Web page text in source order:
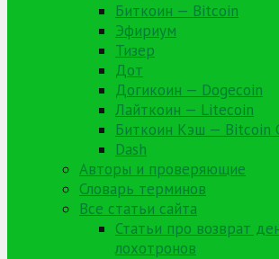
Биткоин — Bitcoin
Эфириум
Тизер
Дот
Догикоин — Dogecoin
Лайткоин — Litecoin
Биткоин Кэш — Bitcoin
Dash
Авторы и проверяющие
Словарь терминов
Все статьи сайта
Статьи про возврат
лохотронов